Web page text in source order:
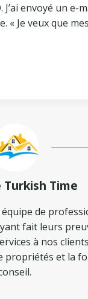
envoyé un e-
Je veux que
Turkish Time
de
fait leurs
à nos
propriétés et la